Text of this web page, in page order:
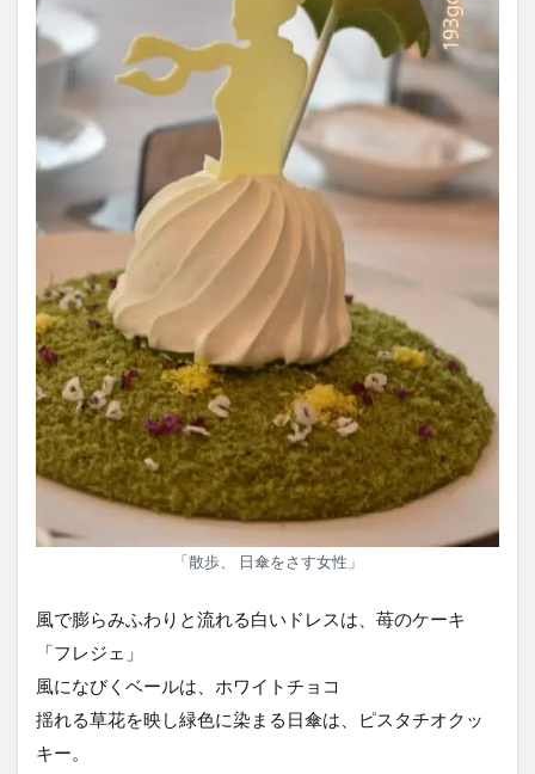
「散歩、 日傘をさす女性」
風で膨らみふわりと流れる白いドレスは、苺のケーキ
「フレジェ」
風になびくベールは、ホワイトチョコ
揺れる草花を映し緑色に染まる日傘は、ピスタチオクッ
キー。